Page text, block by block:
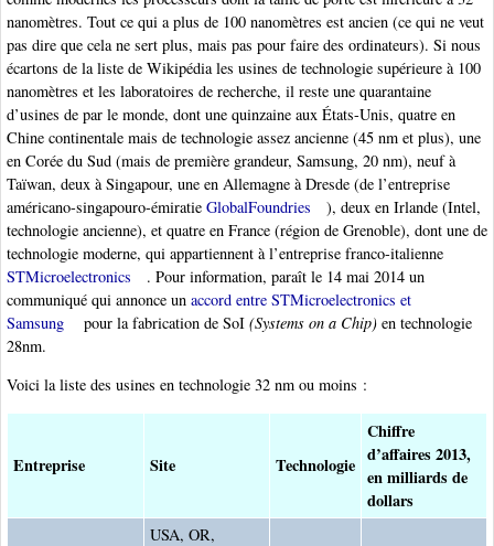
nanomètres. Tout ce qui a plus de 100 nanomètres est ancien (ce qui ne veut
pas dire que cela ne sert plus, mais pas pour faire des ordinateurs). Si nous
écartons de la liste de Wikipédia les usines de technologie supérieure à 100
nanomètres et les laboratoires de recherche, il reste une quarantaine
d’usines de par le monde, dont une quinzaine aux États-Unis, quatre en
Chine continentale mais de technologie assez ancienne (45 nm et plus), une
en Corée du Sud (mais de première grandeur, Samsung, 20 nm), neuf à
Taïwan, deux à Singapour, une en Allemagne à Dresde (de l’entreprise
américano-singapouro-émiratie GlobalFoundries
), deux en Irlande (Intel,
technologie ancienne), et quatre en France (région de Grenoble), dont une de
technologie moderne, qui appartiennent à l’entreprise franco-italienne
STMicroelectronics
. Pour information, paraît le 14 mai 2014 un
communiqué qui annonce un accord entre STMicroelectronics et
Samsung
pour la fabrication de SoI (Systems on a Chip) en technologie
28nm.
Voici la liste des usines en technologie 32 nm ou moins :
Entreprise Site Technologie
Chiffre
d’affaires 2013,
en milliards de
dollars
USA, OR,